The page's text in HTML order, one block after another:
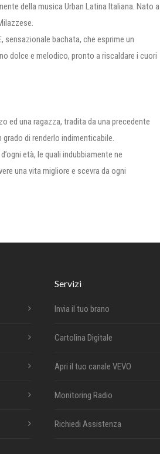
della musica Urban Latina Italiana. Nato a
sensazionale bachata, che esprime un
dolce e melodico, pronto a riscaldare i cuori
ed una ragazza, tradita da una precedente
di renderlo indimenticabile.
età, le quali indubbiamente ne
una vita migliore e scevra da ogni
Servizi
Invia il tuo brano
Cartolina Digitale
Apri il tuo canale VEVO
Monitoring Radio
Richiedi Assistenza